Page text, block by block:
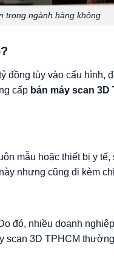
trong ngành hàng không
đồng tùy vào cấu hình,
cấp bán máy scan 3D
mẫu hoặc thiết bị y
nhưng cũng đi kèm
đó, nhiều doanh
3D TPHCM